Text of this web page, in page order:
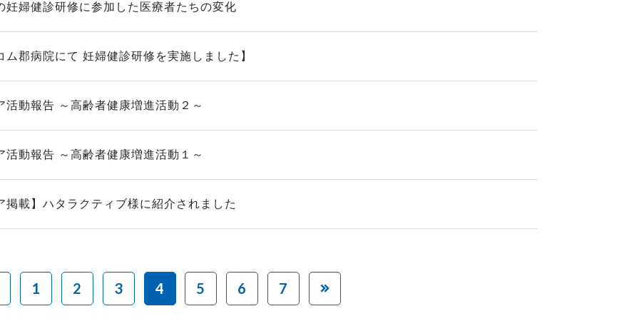
妊婦健診研修に参加した医療者たちの変化
ム郡病院にて 妊婦健診研修を実施しました】
活動報告 ～高齢者健康増進活動２～
活動報告 ～高齢者健康増進活動１～
掲載】ハタラクティブ様に紹介されました
1 2 3 4 5 6 7